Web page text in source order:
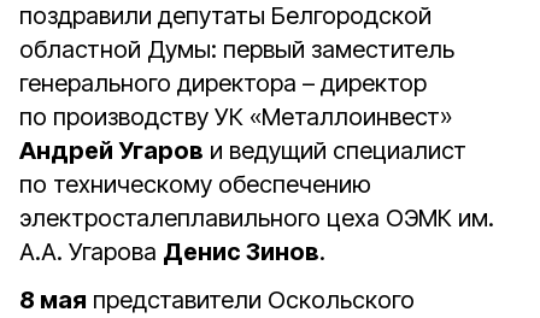
поздравили депутаты Белгородской
областной Думы: первый заместитель
генерального директора – директор
по производству УК «Металлоинвест»
Андрей Угаров и ведущий специалист
по техническому обеспечению
электросталеплавильного цеха ОЭМК им.
А.А. Угарова Денис Зинов.
8 мая представители Оскольского